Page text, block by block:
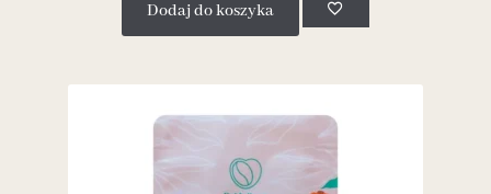
Dodaj do koszyka